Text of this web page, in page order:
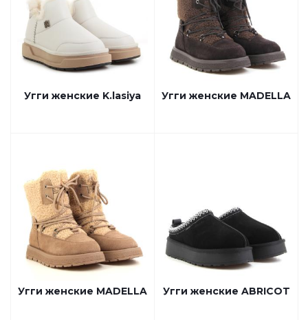
Угги женские K.lasiya Угги женские MADELLA
Угги женские MADELLA Угги женские ABRICOT